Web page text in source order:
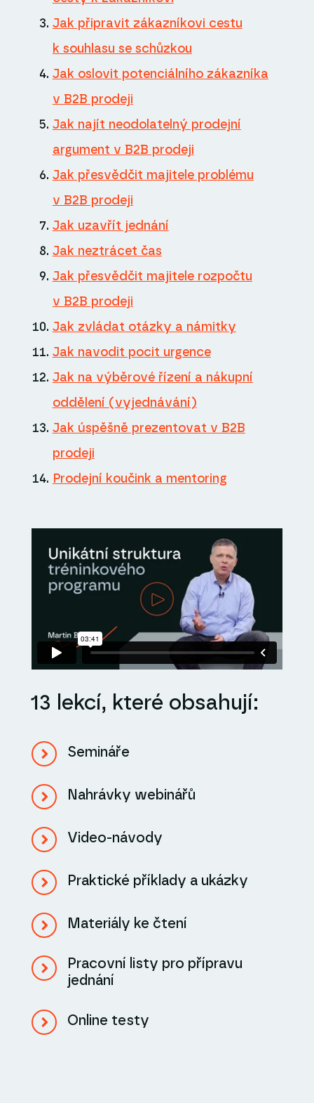
Jak připravit zákazníkovi cestu
k souhlasu se schůzkou
Jak oslovit potenciálního zákazníka
v B2B prodeji
Jak najít neodolatelný prodejní
argument v B2B prodeji
Jak přesvědčit majitele problému
v B2B prodeji
Jak uzavřít jednání
Jak neztrácet čas
Jak přesvědčit majitele rozpočtu
v B2B prodeji
Jak zvládat otázky a námitky
Jak navodit pocit urgence
Jak na výběrové řízení a nákupní
oddělení (vyjednávání)
Jak úspěšně prezentovat v B2B
prodeji
Prodejní koučink a mentoring
13 lekcí, které obsahují:
Semináře
Nahrávky webinářů
Video-návody
Praktické příklady a ukázky
Materiály ke čtení
Pracovní listy pro přípravu
jednání
Online testy